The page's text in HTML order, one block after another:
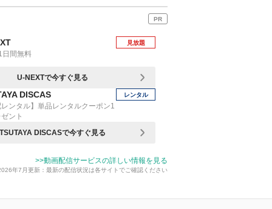
PR
日間無料
見放題
U-NEXTで今すぐ見る
DISCAS
ンタル】単品レンタルクーポン1
ント
レンタル
DISCASで今すぐ見る
>>動画配信サービスの詳しい情報を見る
年7月更新：最新の配信状況は各サイトでご確認ください